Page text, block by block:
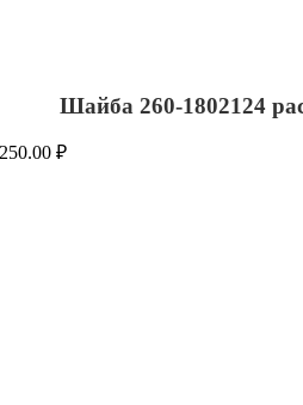
Шайба 260-1802124
250.00₽